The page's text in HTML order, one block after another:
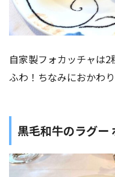
自家製フォカッチャは
ふわ！ちなみにおかわ
黒毛和牛のラグー